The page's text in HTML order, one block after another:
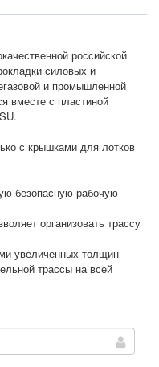
российской
силовых и
и промышленной
вместе с пластиной
с крышками для лотков
безопасную рабочую
организовать трассу
увеличенных толщин
трассы на всей